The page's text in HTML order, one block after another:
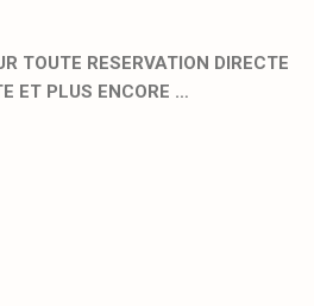
TOUTE RESERVATION DIRECTE
ET PLUS ENCORE …